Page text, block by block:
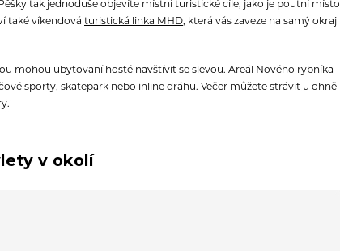
tak jednoduše objevíte místní turistické cíle, jako je poutní místo
také víkendová turistická linka MHD, která vás zaveze na samý okraj
mohou ubytovaní hosté navštívit se slevou. Areál Nového rybníka
sporty, skatepark nebo inline dráhu. Večer můžete strávit u ohně
v okolí